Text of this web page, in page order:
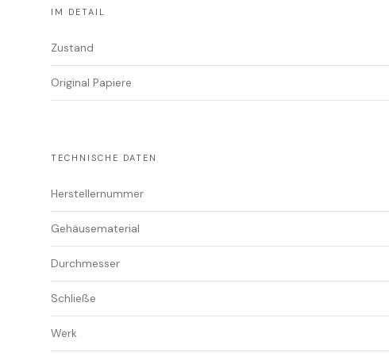
IM DETAIL
Zustand
Original Papiere
TECHNISCHE DATEN
Herstellernummer
Gehäusematerial
Durchmesser
Schließe
Werk